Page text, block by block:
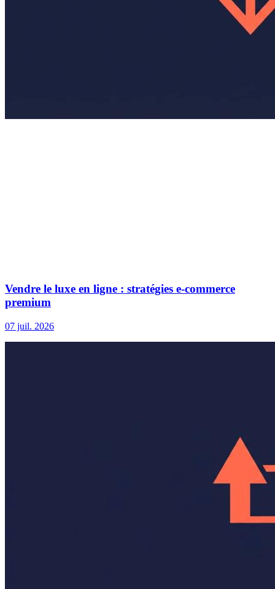
Vendre le luxe en ligne : stratégies e-commerce
premium
07 juil. 2026